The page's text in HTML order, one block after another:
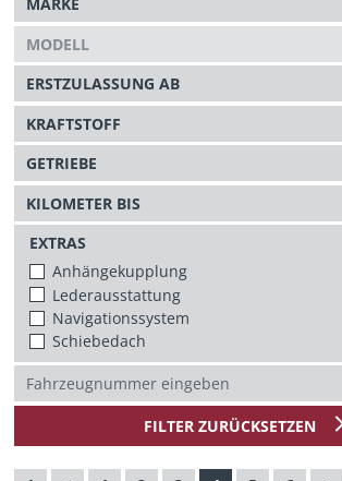
EXTRAS
Anhängekupplung
Lederausstattung
Navigationssystem
Schiebedach
FILTER ZURÜCKSETZEN